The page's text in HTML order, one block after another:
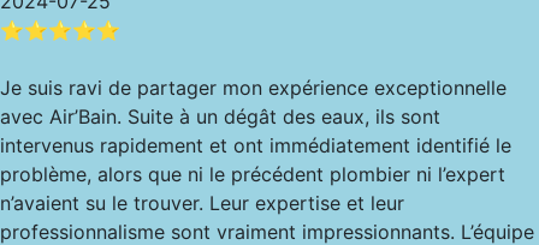
⭐⭐⭐⭐⭐
Je suis ravi de partager mon expérience exceptionnelle
avec Air’Bain. Suite à un dégât des eaux, ils sont
intervenus rapidement et ont immédiatement identifié le
problème, alors que ni le précédent plombier ni l’expert
n’avaient su le trouver. Leur expertise et leur
professionnalisme sont vraiment impressionnants. L’équipe